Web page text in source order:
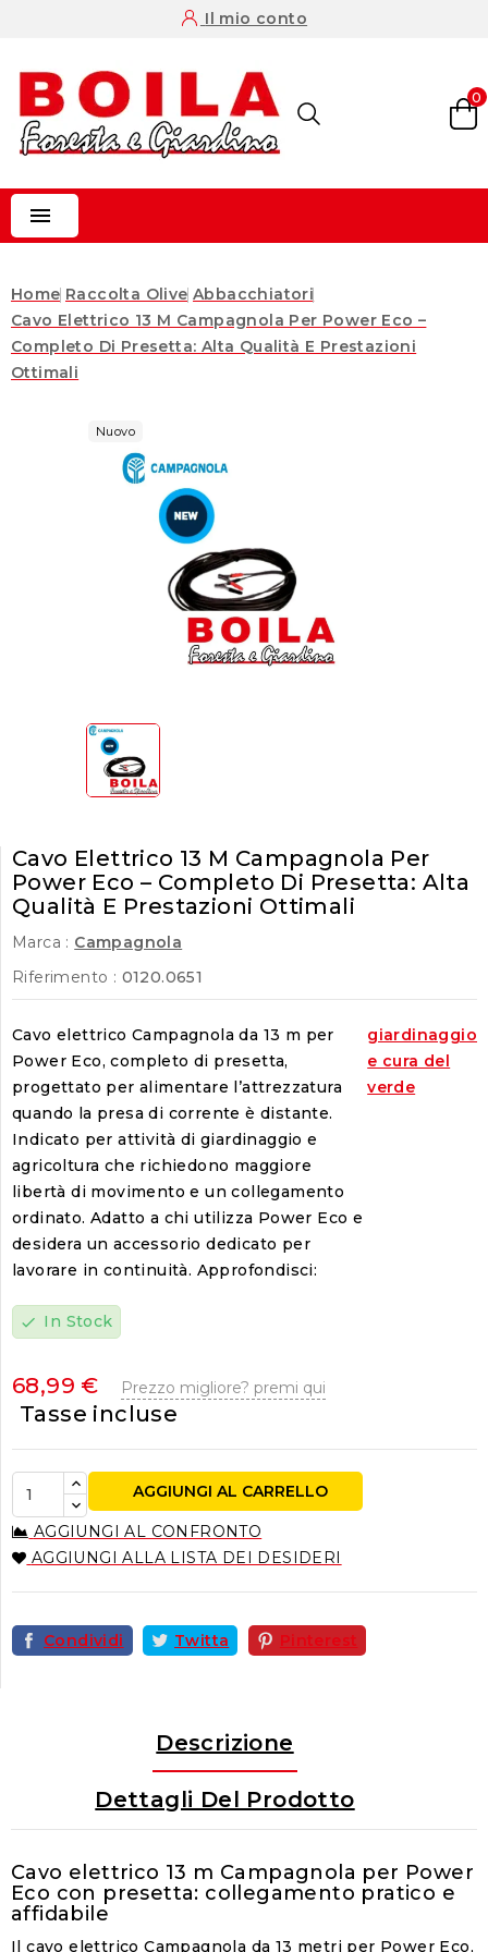
Il mio conto
0

Home Raccolta Olive Abbacchiatori
Cavo Elettrico 13 M Campagnola Per Power Eco –
Completo Di Presetta: Alta Qualità E Prestazioni
Ottimali
Nuovo
Cavo Elettrico 13 M Campagnola Per
Power Eco – Completo Di Presetta: Alta
Qualità E Prestazioni Ottimali
Marca : Campagnola
Riferimento : 0120.0651
Cavo elettrico Campagnola da 13 m per
Power Eco, completo di presetta,
progettato per alimentare l’attrezzatura
quando la presa di corrente è distante.
Indicato per attività di giardinaggio e
agricoltura che richiedono maggiore
libertà di movimento e un collegamento
ordinato. Adatto a chi utilizza Power Eco e
desidera un accessorio dedicato per
lavorare in continuità. Approfondisci:
giardinaggio
e cura del
verde
check In Stock
68,99 € Prezzo migliore? premi qui
Tasse incluse
AGGIUNGI AL CARRELLO
AGGIUNGI AL CONFRONTO
AGGIUNGI ALLA LISTA DEI DESIDERI
Condividi Twitta Pinterest
Descrizione
Dettagli Del Prodotto
Cavo elettrico 13 m Campagnola per Power
Eco con presetta: collegamento pratico e
affidabile
Il cavo elettrico Campagnola da 13 metri per Power Eco,